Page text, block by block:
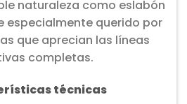
naturaleza como eslabón
especialmente querido por
que aprecian las líneas
completas.
técnicas